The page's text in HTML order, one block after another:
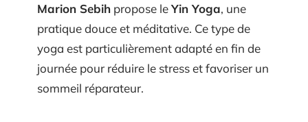
Marion Sebih propose leYin Yoga, une
pratique douce et méditative. Ce type de
yoga est particulièrement adapté en fin de
journée pour réduire le stress et favoriser un
sommeil réparateur.